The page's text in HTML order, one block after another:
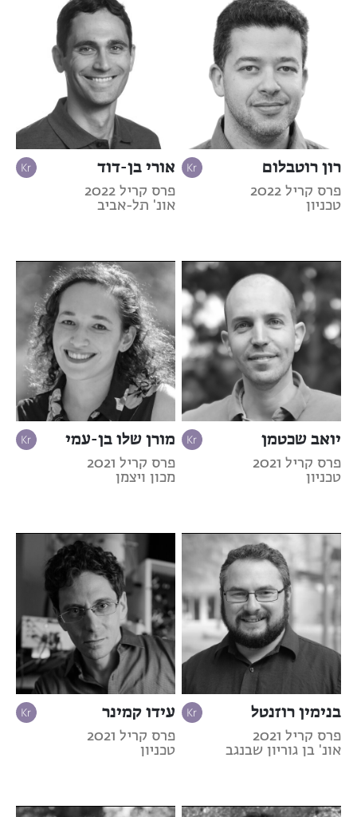
רון רוטבלום
פרס קריל 2022
טכניון
אורי בן-דוד
פרס קריל 2022
אונ' תל-אביב
יואב שכטמן
פרס קריל 2021
טכניון
מורן שלו בן-עמי
פרס קריל 2021
מכון ויצמן
בנימין רוזנטל
פרס קריל 2021
אונ' בן גוריון שבנגב
עידו קמינר
פרס קריל 2021
טכניון